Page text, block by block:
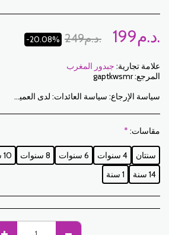
199 د.م. 249 د.م. -20.08%
علامة تجارية: جبدور المغرب
المرجع:gaptkwsmr
سياسة الإرجاع: سياسة العائدات: لدى العميل فترة 7 أيام عمل من تاريخ الاستلام لإرجاع العناصر المطلوبة إما لاسترداد الأموال أو للاستبدال. فقط العناصر التي تم إرجاعها في الوقت المحدد ، في عبواتها الأصلية ، يمكن استبدالها غير المغسولة وغير الملبوسة. للإرجاع ، يرجى إخطارنا على العناوين التالية: jabadormaroc17@gmail.com/ jabador.maroc@gmail.com يجب أن يكون كل تبديل أو إرجاع مصحوبًا برقم هاتفك ورغبتك في التبادل. تكاليف الإرجاع هي مسؤولية العميل. سيتعين على العميل تنظيم النقل بوسائله الخاصة. في حالة الإرجاع ، وبعد استلام البضائع من قبل جبدور المغرب ، سيتم تعويض العميل في غضون 10 أيام. الحالات التي يمكن فيها تبادل المنتجات: - خطأ في الحجم المطلوب (حجم التسليم يختلف عن الحجم المطلوب) - خطأ في اللون المطلوب (تم تسليم لون مختلف عن الحجم المطلوب) الحالات التي يمكن فيها تعويض المنتجات: - خطأ في الحجم أو اللون المطلوب متبوعًا بنفاد المخزون - في الحالات المذكورة أعلاه يجب إعادة المنتجات إلينا في الحالة التي استلمتها بها مع جميع العناصر (الملحقات والتعبئة والتعليمات وما إلى ذلك). سيتم السداد عن طريق الدفع أو التحويل المصرفي. لا يمكن إرجاع أو استبدال المنتجات المعروضة للبيع أو الترويج.
مقاسات: *
سنتان 4 سنوات 6 سنوات 8 سنوات 10 سنوات
14 سنة
1 سنة